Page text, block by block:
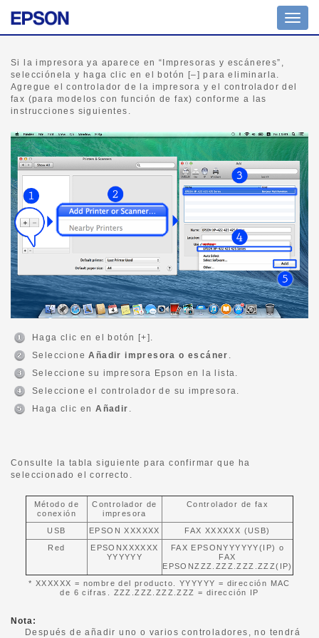
Si la impresora ya aparece en “Impresoras y escáneres”,
selecciónela y haga clic en el botón [–] para eliminarla.
Agregue el controlador de la impresora y el controlador del
fax (para modelos con función de fax) conforme a las
instrucciones siguientes.
Haga clic en el botón [+].
SeleccioneAñadir impresora o escáner
Seleccione su impresora Epson en la lista.
Seleccione el controlador de su impresora.
Haga clic enAñadir
Consulte la tabla siguiente para confirmar que ha
seleccionado el correcto.
Método de
conexión
Controlador de
impresora
Controlador de fax
USB EPSON XXXXXX
FAX XXXXXX (USB)
Red
EPSONXXXXXX
YYYYYY
FAX EPSONYYYYYY(IP) o
FAX
EPSONZZZ.ZZZ.ZZZ.ZZZ(IP)
* XXXXXX = nombre del producto. YYYYYY = dirección MAC
de 6 cifras. ZZZ.ZZZ.ZZZ.ZZZ = dirección IP
Nota:
Después de añadir uno o varios controladores, no tendrá